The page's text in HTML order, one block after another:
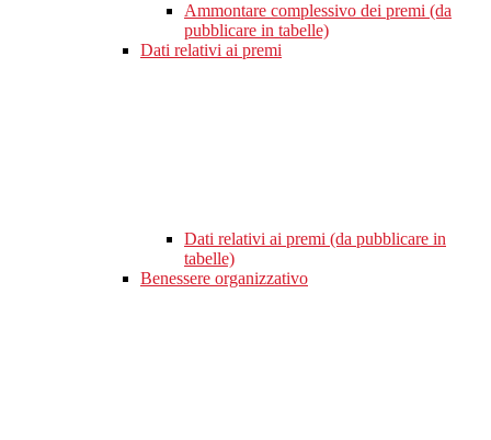
Ammontare complessivo dei premi (da
pubblicare in tabelle)
Dati relativi ai premi
Dati relativi ai premi (da pubblicare in
tabelle)
Benessere organizzativo